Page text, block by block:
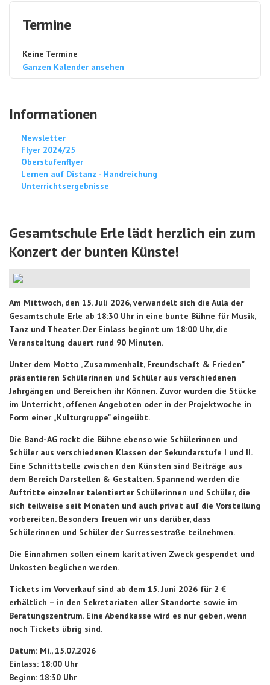
Termine
Keine Termine
Ganzen Kalender ansehen
Informationen
Newsletter
Flyer 2024/25
Oberstufenflyer
Lernen auf Distanz - Handreichung
Unterrichtsergebnisse
Gesamtschule Erle lädt herzlich ein zum
Konzert der bunten Künste!
Am Mittwoch, den 15. Juli 2026, verwandelt sich die Aula der
Gesamtschule Erle ab 18:30 Uhr in eine bunte Bühne für Musik,
Tanz und Theater. Der Einlass beginnt um 18:00 Uhr, die
Veranstaltung dauert rund 90 Minuten.
Unter dem Motto „Zusammenhalt, Freundschaft & Frieden"
präsentieren Schülerinnen und Schüler aus verschiedenen
Jahrgängen und Bereichen ihr Können. Zuvor wurden die Stücke
im Unterricht, offenen Angeboten oder in der Projektwoche in
Form einer „Kulturgruppe" eingeübt.
Die Band-AG rockt die Bühne ebenso wie Schülerinnen und
Schüler aus verschiedenen Klassen der Sekundarstufe I und II.
Eine Schnittstelle zwischen den Künsten sind Beiträge aus
dem Bereich Darstellen & Gestalten. Spannend werden die
Auftritte einzelner talentierter Schülerinnen und Schüler, die
sich teilweise seit Monaten und auch privat auf die Vorstellung
vorbereiten. Besonders freuen wir uns darüber, dass
Schülerinnen und Schüler der Surressestraße teilnehmen.
Die Einnahmen sollen einem karitativen Zweck gespendet und
Unkosten beglichen werden.
Tickets im Vorverkauf sind ab dem 15. Juni 2026 für 2 €
erhältlich – in den Sekretariaten aller Standorte sowie im
Beratungszentrum. Eine Abendkasse wird es nur geben, wenn
noch Tickets übrig sind.
Datum: Mi., 15.07.2026
Einlass: 18:00 Uhr
Beginn: 18:30 Uhr